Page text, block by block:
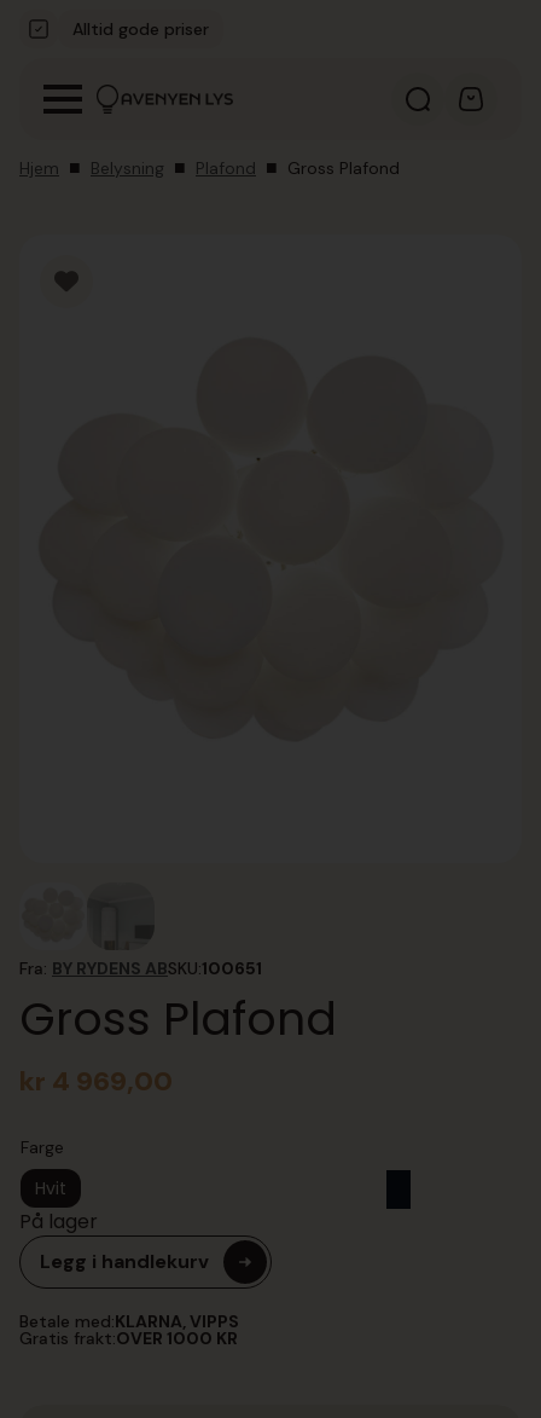
Alltid gode priser
Hjem Belysning Plafond Gross Plafond
Fra: BY RYDENS ABSKU:100651
Gross Plafond
kr 4 969,00
Farge
Hvit
På lager
Legg i handlekurv
Betale med:KLARNA, VIPPS
Gratis frakt:OVER 1000 KR